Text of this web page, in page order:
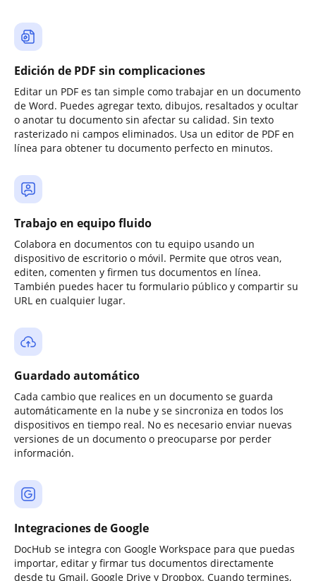
Edición de PDF sin complicaciones
Editar un PDF es tan simple como trabajar en un documento
de Word. Puedes agregar texto, dibujos, resaltados y ocultar
o anotar tu documento sin afectar su calidad. Sin texto
rasterizado ni campos eliminados. Usa un editor de PDF en
línea para obtener tu documento perfecto en minutos.
Trabajo en equipo fluido
Colabora en documentos con tu equipo usando un
dispositivo de escritorio o móvil. Permite que otros vean,
editen, comenten y firmen tus documentos en línea.
También puedes hacer tu formulario público y compartir su
URL en cualquier lugar.
Guardado automático
Cada cambio que realices en un documento se guarda
automáticamente en la nube y se sincroniza en todos los
dispositivos en tiempo real. No es necesario enviar nuevas
versiones de un documento o preocuparse por perder
información.
Integraciones de Google
DocHub se integra con Google Workspace para que puedas
importar, editar y firmar tus documentos directamente
desde tu Gmail, Google Drive y Dropbox. Cuando termines,